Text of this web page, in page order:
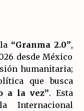
de la
izquierdas» es un
ciudadanía no se
“Granma 2.0”,
desde México
humanitaria;
que busca
a la vez”. Esta
Internacional